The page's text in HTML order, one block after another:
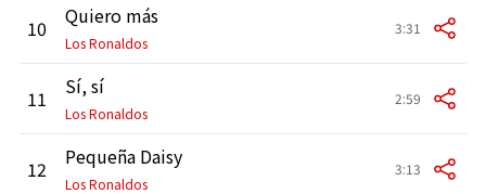
10 Quiero más
Los Ronaldos
3:31
11 Sí, sí
Los Ronaldos
2:59
12 Pequeña Daisy
Los Ronaldos
3:13